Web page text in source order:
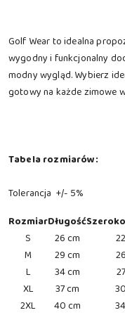
Golf Wear to idealna
wygodny i funkcjonalny
modny wygląd. Wybierz
gotowy na każde zimowe
Tabela rozmiarów:
Tolerancja +/- 5%
RozmiarDługość
S
26 cm
M
29 cm
L
34 cm
XL
37 cm
2XL
40 cm